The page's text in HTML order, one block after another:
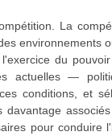
La
environnements
du
actuelles —
conditions, et
pour conduire